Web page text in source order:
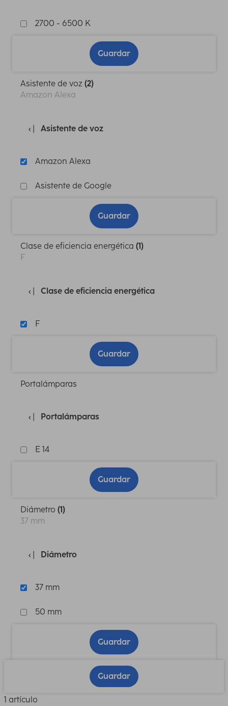
2700 - 6500 K
Guardar
Asistente de voz (2)
Amazon Alexa
Asistente de voz
Amazon Alexa
Asistente de Google
Guardar
Clase de eficiencia energética (1)
F
Clase de eficiencia energética
F
Guardar
Portalámparas
Portalámparas
E 14
Guardar
Diámetro (1)
37 mm
Diámetro
37 mm
50 mm
Guardar
Guardar
1 artículo